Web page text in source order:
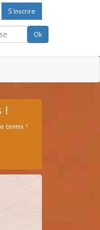
S'inscrire
Ok
!
tennis !